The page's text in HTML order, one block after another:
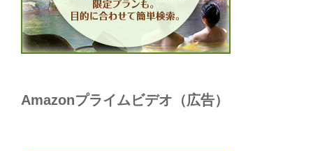
Amazonプライムビデオ（広告）